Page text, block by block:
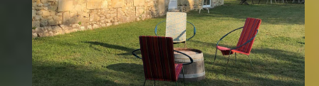
La chambre Syrah
La chambre Petit Verdot
Les alentours